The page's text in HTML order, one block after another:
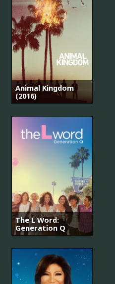
Animal Kingdom
(2016)
The L Word:
Generation Q